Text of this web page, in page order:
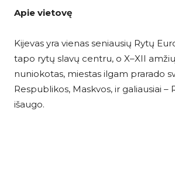
Apie vietovę
Kijevas yra vienas seniausių Rytų
tapo rytų slavų centru, o X–XII
nuniokotas, miestas ilgam prarado
Respublikos, Maskvos, ir galiausiai
išaugo.